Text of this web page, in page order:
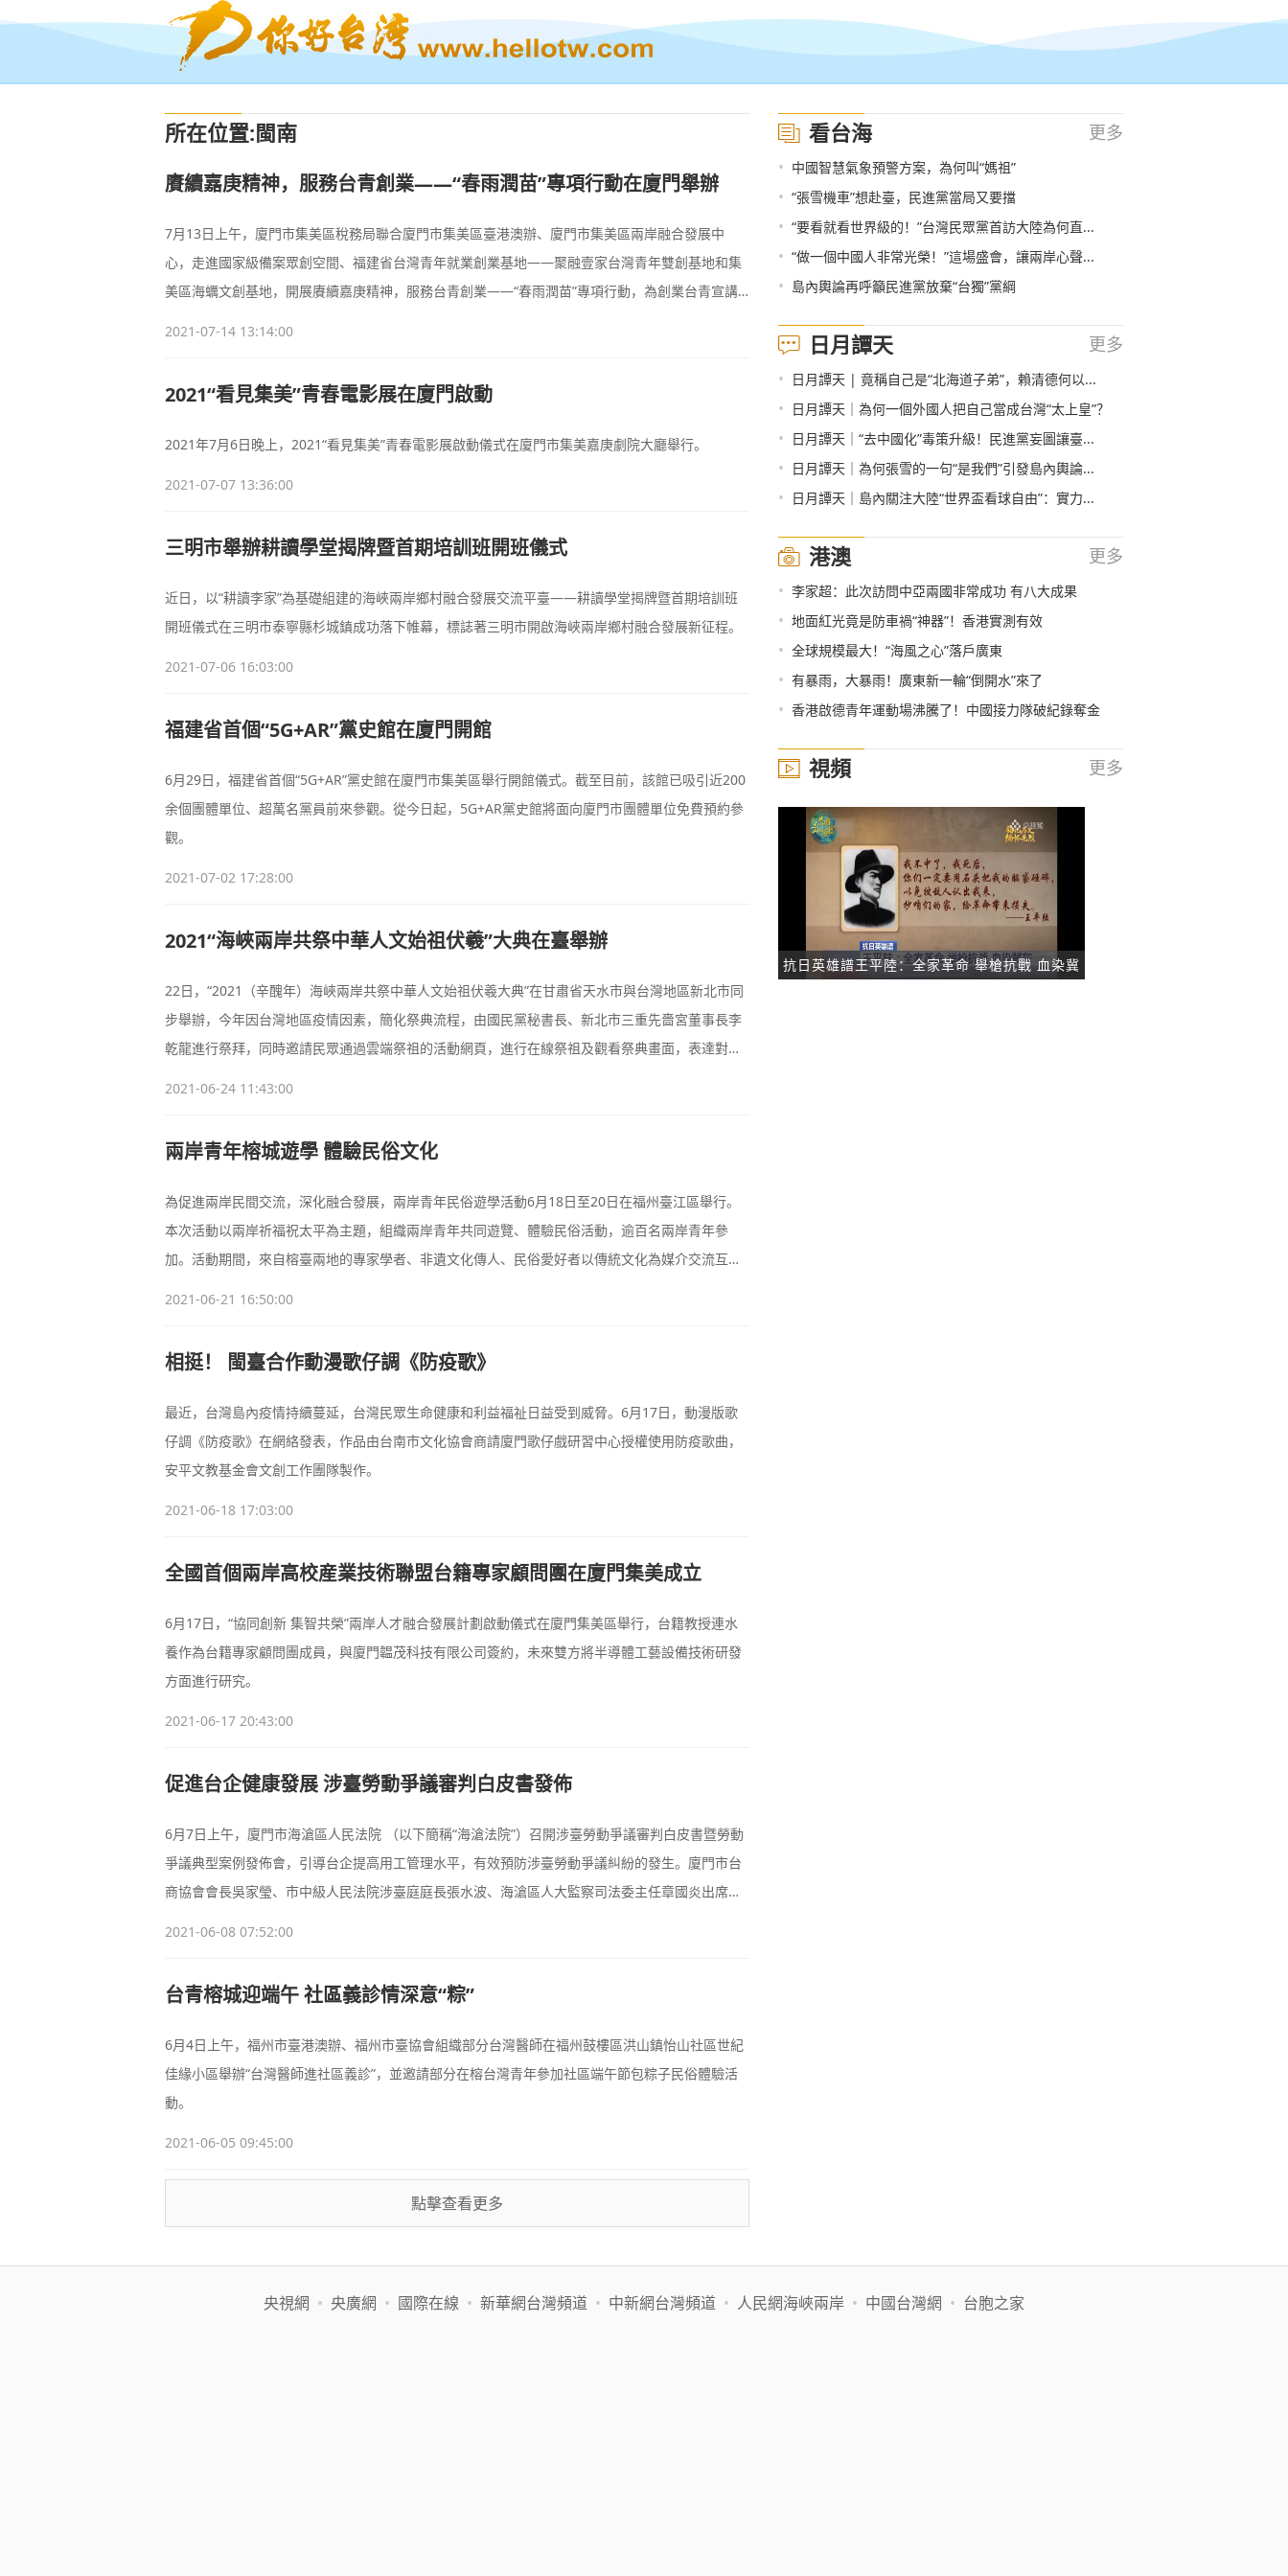
所在位置:閩南
賡續嘉庚精神，服務台青創業——“春雨潤苗”專項行動在廈門舉辦
7月13日上午，廈門市集美區稅務局聯合廈門市集美區臺港澳辦、廈門市集美區兩岸融合發展中
心，走進國家級備案眾創空間、福建省台灣青年就業創業基地——聚融壹家台灣青年雙創基地和集
美區海蠣文創基地，開展賡續嘉庚精神，服務台青創業——“春雨潤苗”專項行動，為創業台青宣講
2021-07-14 13:14:00
2021“看見集美”青春電影展在廈門啟動
2021年7月6日晚上，2021“看見集美”青春電影展啟動儀式在廈門市集美嘉庚劇院大廳舉行。
2021-07-07 13:36:00
三明市舉辦耕讀學堂揭牌暨首期培訓班開班儀式
近日，以“耕讀李家”為基礎組建的海峽兩岸鄉村融合發展交流平臺——耕讀學堂揭牌暨首期培訓班
開班儀式在三明市泰寧縣杉城鎮成功落下帷幕，標誌著三明市開啟海峽兩岸鄉村融合發展新征程。
2021-07-06 16:03:00
福建省首個“5G+AR”黨史館在廈門開館
6月29日，福建省首個“5G+AR”黨史館在廈門市集美區舉行開館儀式。截至目前，該館已吸引近200
余個團體單位、超萬名黨員前來參觀。從今日起，5G+AR黨史館將面向廈門市團體單位免費預約參
觀。
2021-07-02 17:28:00
2021“海峽兩岸共祭中華人文始祖伏羲”大典在臺舉辦
22日，“2021（辛醜年）海峽兩岸共祭中華人文始祖伏羲大典”在甘肅省天水市與台灣地區新北市同
步舉辦，今年因台灣地區疫情因素，簡化祭典流程，由國民黨秘書長、新北市三重先嗇宮董事長李
乾龍進行祭拜，同時邀請民眾通過雲端祭祖的活動網頁，進行在線祭祖及觀看祭典畫面，表達對人
2021-06-24 11:43:00
兩岸青年榕城遊學 體驗民俗文化
為促進兩岸民間交流，深化融合發展，兩岸青年民俗遊學活動6月18日至20日在福州臺江區舉行。
本次活動以兩岸祈福祝太平為主題，組織兩岸青年共同遊覽、體驗民俗活動，逾百名兩岸青年參
加。活動期間，來自榕臺兩地的專家學者、非遺文化傳人、民俗愛好者以傳統文化為媒介交流互
2021-06-21 16:50:00
相挺！ 閩臺合作動漫歌仔調《防疫歌》
最近，台灣島內疫情持續蔓延，台灣民眾生命健康和利益福祉日益受到威脅。6月17日，動漫版歌
仔調《防疫歌》在網絡發表，作品由台南市文化協會商請廈門歌仔戲研習中心授權使用防疫歌曲，
安平文教基金會文創工作團隊製作。
2021-06-18 17:03:00
全國首個兩岸高校産業技術聯盟台籍專家顧問團在廈門集美成立
6月17日，“協同創新 集智共榮”兩岸人才融合發展計劃啟動儀式在廈門集美區舉行，台籍教授連水
養作為台籍專家顧問團成員，與廈門韞茂科技有限公司簽約，未來雙方將半導體工藝設備技術研發
方面進行研究。
2021-06-17 20:43:00
促進台企健康發展 涉臺勞動爭議審判白皮書發佈
6月7日上午，廈門市海滄區人民法院 （以下簡稱“海滄法院”）召開涉臺勞動爭議審判白皮書暨勞動
爭議典型案例發佈會，引導台企提高用工管理水平，有效預防涉臺勞動爭議糾紛的發生。廈門市台
商協會會長吳家瑩、市中級人民法院涉臺庭庭長張水波、海滄區人大監察司法委主任章國炎出席發
2021-06-08 07:52:00
台青榕城迎端午 社區義診情深意“粽”
6月4日上午，福州市臺港澳辦、福州市臺協會組織部分台灣醫師在福州鼓樓區洪山鎮怡山社區世紀
佳緣小區舉辦“台灣醫師進社區義診”，並邀請部分在榕台灣青年參加社區端午節包粽子民俗體驗活
動。
2021-06-05 09:45:00
點擊查看更多
看台海 更多
• 中國智慧氣象預警方案，為何叫“媽祖”
• “張雪機車”想赴臺，民進黨當局又要擋
• “要看就看世界級的！”台灣民眾黨首訪大陸為何直...
• “做一個中國人非常光榮！”這場盛會，讓兩岸心聲...
• 島內輿論再呼籲民進黨放棄“台獨”黨綱
日月譚天 更多
• 日月譚天 | 竟稱自己是“北海道子弟”，賴清德何以...
• 日月譚天｜為何一個外國人把自己當成台灣“太上皇”？
• 日月譚天｜“去中國化”毒策升級！民進黨妄圖讓臺...
• 日月譚天｜為何張雪的一句“是我們”引發島內輿論...
• 日月譚天｜島內關注大陸“世界盃看球自由”：實力...
港澳 更多
• 李家超：此次訪問中亞兩國非常成功 有八大成果
• 地面紅光竟是防車禍“神器”！香港實測有效
• 全球規模最大！“海風之心”落戶廣東
• 有暴雨，大暴雨！廣東新一輪“倒開水”來了
• 香港啟德青年運動場沸騰了！中國接力隊破紀錄奪金
視頻 更多
抗日英雄譜王平陸：全家革命 舉槍抗戰 血染冀
央視網 • 央廣網 • 國際在線 • 新華網台灣頻道 • 中新網台灣頻道 • 人民網海峽兩岸 • 中國台灣網 • 台胞之家